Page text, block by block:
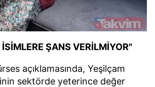
ŞANS VERİLMİYOR"
açıklamasında, Yeşilçam
sektörde yeterince değer